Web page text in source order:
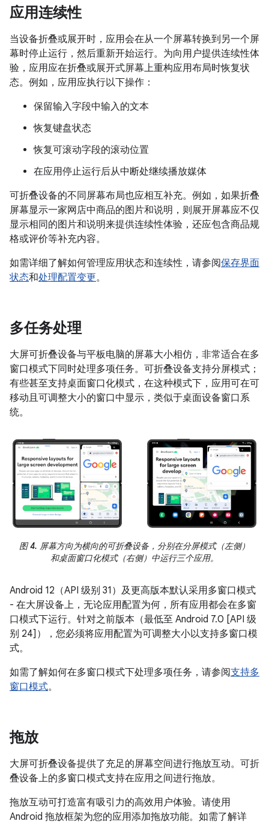
应用连续性
当设备折叠或展开时，应用会在从一个屏幕转换到另一个屏
幕时停止运行，然后重新开始运行。为向用户提供连续性体
验，应用应在折叠或展开式屏幕上重构应用布局时恢复状
态。例如，应用应执行以下操作：
保留输入字段中输入的文本
恢复键盘状态
恢复可滚动字段的滚动位置
在应用停止运行后从中断处继续播放媒体
可折叠设备的不同屏幕布局也应相互补充。例如，如果折叠
屏幕显示一家网店中商品的图片和说明，则展开屏幕应不仅
显示相同的图片和说明来提供连续性体验，还应包含商品规
格或评价等补充内容。
如需详细了解如何管理应用状态和连续性，请参阅保存界面
状态和处理配置变更。
多任务处理
大屏可折叠设备与平板电脑的屏幕大小相仿，非常适合在多
窗口模式下同时处理多项任务。可折叠设备支持分屏模式；
有些甚至支持桌面窗口化模式，在这种模式下，应用可在可
移动且可调整大小的窗口中显示，类似于桌面设备窗口系
统。
图 4. 屏幕方向为横向的可折叠设备，分别在分屏模式（左侧）
和桌面窗口化模式（右侧）中运行三个应用。
Android 12（API 级别 31）及更高版本默认采用多窗口模式
- 在大屏设备上，无论应用配置为何，所有应用都会在多窗
口模式下运行。针对之前版本（最低至 Android 7.0 [API 级
别 24]），您必须将应用配置为可调整大小以支持多窗口模
式。
如需了解如何在多窗口模式下处理多项任务，请参阅支持多
窗口模式。
拖放
大屏可折叠设备提供了充足的屏幕空间进行拖放互动。可折
叠设备上的多窗口模式支持在应用之间进行拖放。
拖放互动可打造富有吸引力的高效用户体验。请使用
Android 拖放框架为您的应用添加拖放功能。如需了解详